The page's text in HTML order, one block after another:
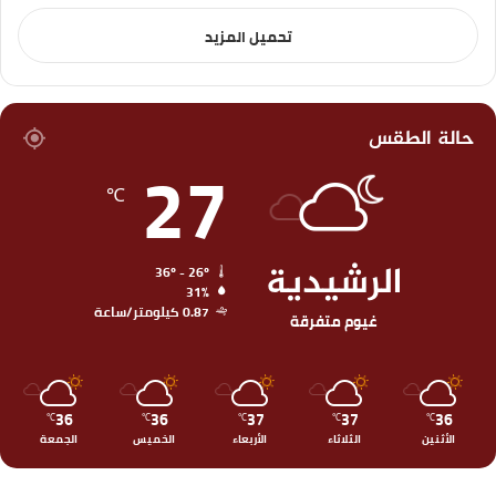
تحميل المزيد
حالة الطقس
الرشيدية
غيوم متفرقة
27
℃
31%
0.87 كيلومتر/ساعة
36
℃
الأثنين
37
℃
الثلاثاء
37
℃
الأربعاء
36
℃
الخميس
36
℃
الجمعة